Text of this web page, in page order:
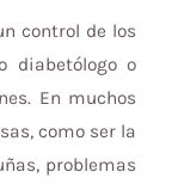
control de los
diabetólogo o
En muchos
como ser la
problemas